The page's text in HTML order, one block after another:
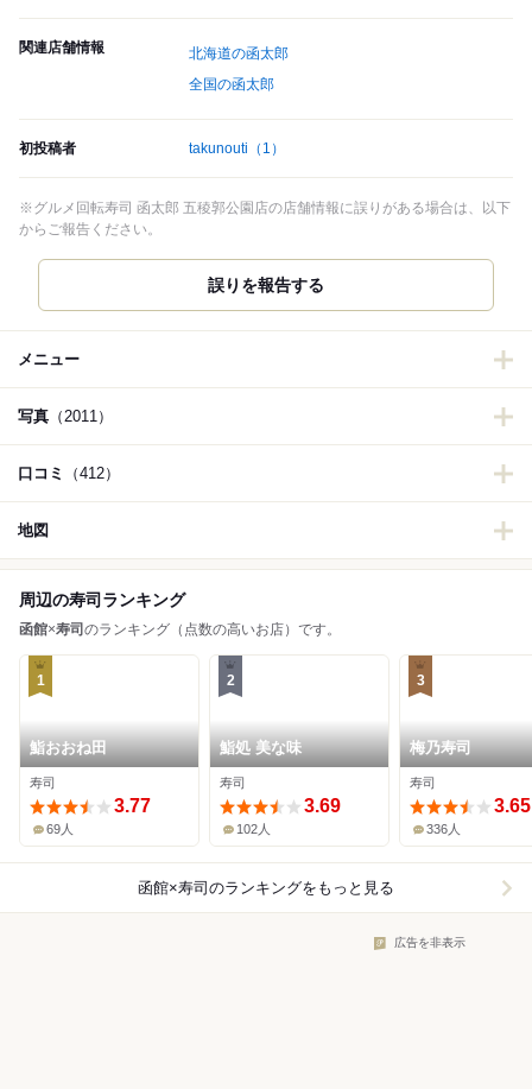
関連店舗情報
北海道の函太郎
全国の函太郎
初投稿者 takunouti （1）
※グルメ回転寿司 函太郎 五稜郭公園店の店舗情報に誤りがある場合は、以下
からご報告ください。
誤りを報告する
メニュー
写真 （2011）
口コミ （412）
地図
周辺の寿司ランキング
函館×寿司 のランキング（点数の高いお店）です。
1
鮨おおね田
寿司
3.77
69人
2
鮨処 美な味
寿司
3.69
102人
3
梅乃寿司
寿司
3.65
336人
函館×寿司 のランキングをもっと見る
広告を非表示